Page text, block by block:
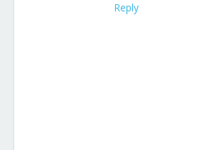
Reply